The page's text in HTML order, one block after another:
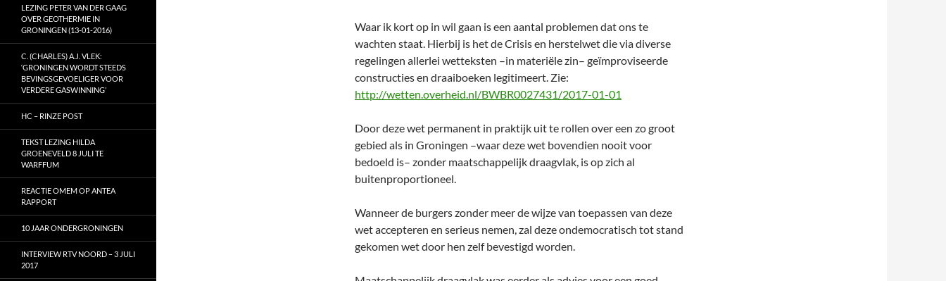
Waar ik kort op in wil gaan is een aantal problemen dat ons te
wachten staat. Hierbij is het de Crisis en herstelwet die via diverse
regelingen allerlei wetteksten –in materiële zin– geïmproviseerde
constructies en draaiboeken legitimeert. Zie:
http://wetten.overheid.nl/BWBR0027431/2017-01-01
Door deze wet permanent in praktijk uit te rollen over een zo groot
gebied als in Groningen –waar deze wet bovendien nooit voor
bedoeld is– zonder maatschappelijk draagvlak, is op zich al
buitenproportioneel.
Wanneer de burgers zonder meer de wijze van toepassen van deze
wet accepteren en serieus nemen, zal deze ondemocratisch tot stand
gekomen wet door hen zelf bevestigd worden.
LEZING PETER VAN DER GAAG
OVER GEOTHERMIE IN
GRONINGEN (13-01-2016)
C. (CHARLES) A.J. VLEK:
‘GRONINGEN WORDT STEEDS
BEVINGSGEVOELIGER VOOR
VERDERE GASWINNING’
HC – RINZE POST
TEKST LEZING HILDA
GROENEVELD 8 JULI TE
WARFFUM
REACTIE OMEM OP ANTEA
RAPPORT
10 JAAR ONDERGRONINGEN
INTERVIEW RTV NOORD – 3 JULI
2017